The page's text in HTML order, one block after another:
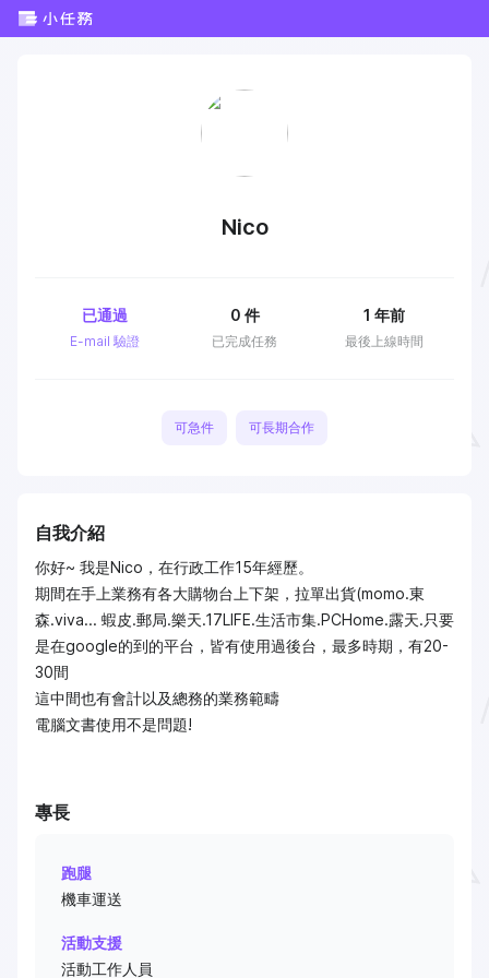
Nico
E-mail 驗證
已通過
已完成任務
0 件
最後上線時間
1 年前
可急件 可長期合作
自我介紹
你好~ 我是Nico，在行政工作15年經歷。
期間在手上業務有各大購物台上下架，拉單出貨(momo.東
森.viva... 蝦皮.郵局.樂天.17LIFE.生活市集.PCHome.露天.只要
是在google的到的平台，皆有使用過後台，最多時期，有20-
30間
這中間也有會計以及總務的業務範疇
電腦文書使用不是問題!
專長
跑腿
機車運送
活動支援
活動工作人員